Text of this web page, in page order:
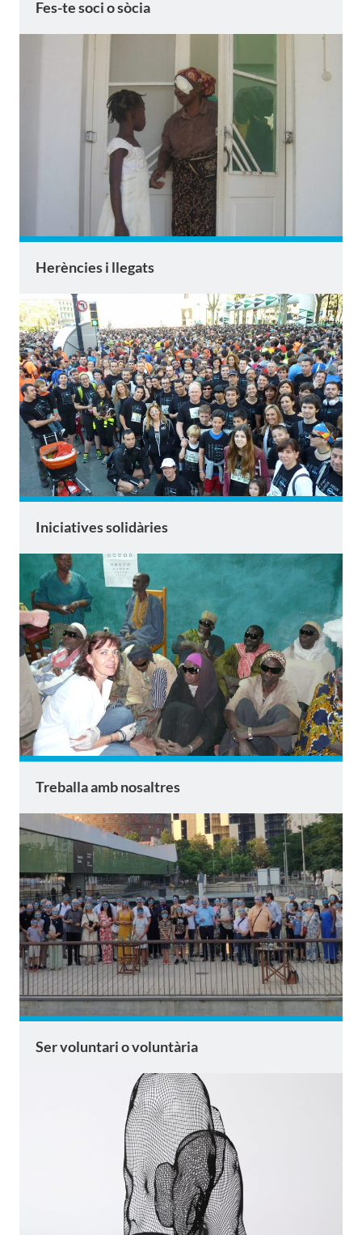
Fes-te soci o sòcia
Herències i llegats
Iniciatives solidàries
Treballa amb nosaltres
Ser voluntari o voluntària